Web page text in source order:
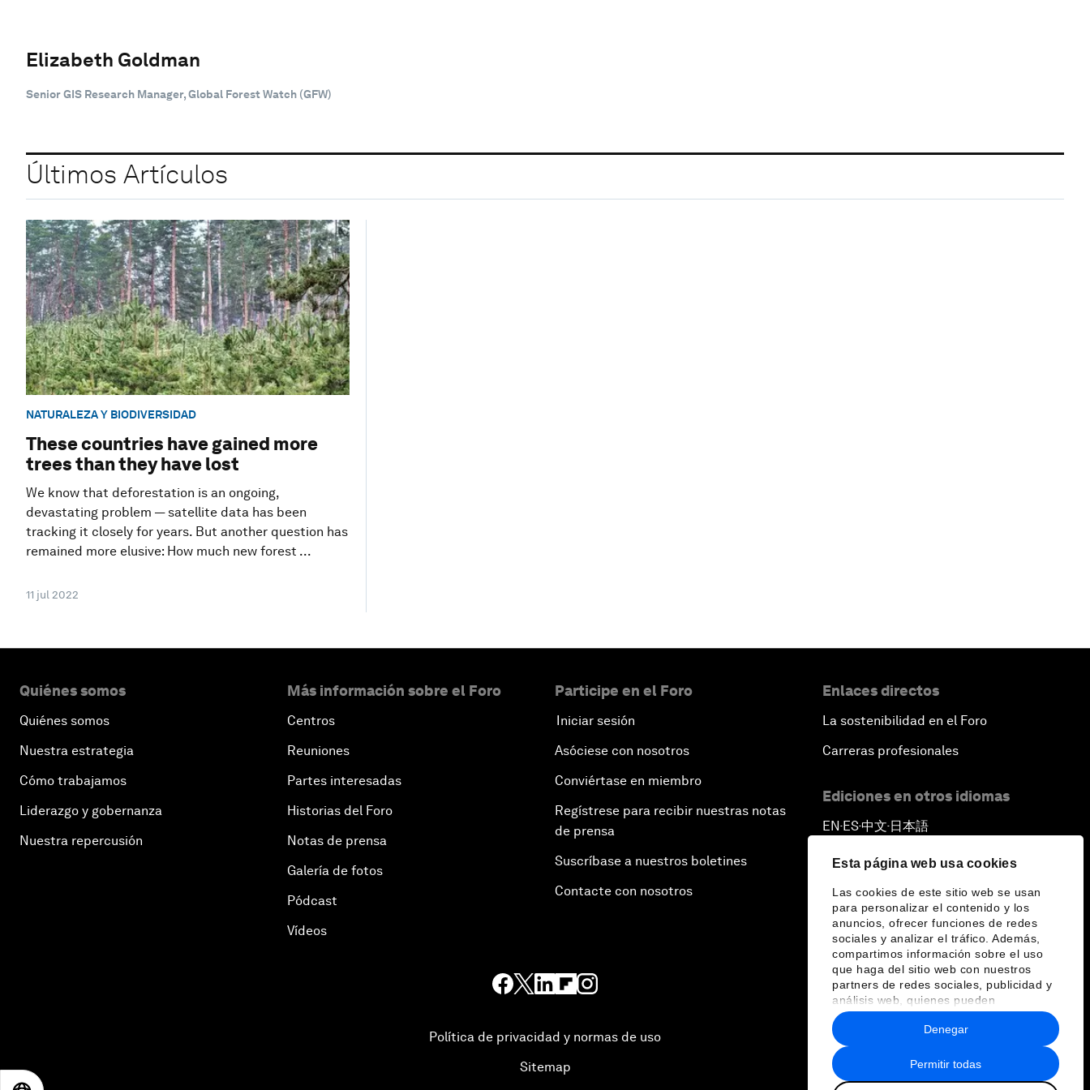
Esta página web usa cookies
Las cookies de este sitio web se usan
para personalizar el contenido y los
anuncios, ofrecer funciones de redes
sociales y analizar el tráfico. Además,
compartimos información sobre el uso
que haga del sitio web con nuestros
partners de redes sociales, publicidad y
análisis web, quienes pueden
combinarla con otra información que les
haya proporcionado o que hayan
recopilado a partir del uso que haya
hecho de sus servicios.
Permitir todas
Denegar
Elizabeth Goldman
Senior GIS Research Manager, Global Forest Watch (GFW)
Últimos Artículos
NATURALEZA Y BIODIVERSIDAD
These countries have gained more
trees than they have lost
We know that deforestation is an ongoing,
devastating problem — satellite data has been
tracking it closely for years. But another question has
remained more elusive: How much new forest ...
11 jul 2022
Quiénes somos
Quiénes somos
Nuestra estrategia
Cómo trabajamos
Liderazgo y gobernanza
Nuestra repercusión
Más información sobre el Foro
Centros
Reuniones
Partes interesadas
Historias del Foro
Notas de prensa
Galería de fotos
Pódcast
Vídeos
Participe en el Foro
Iniciar sesión
Asóciese con nosotros
Conviértase en miembro
Regístrese para recibir nuestras notas
de prensa
Suscríbase a nuestros boletines
Contacte con nosotros
Enlaces directos
La sostenibilidad en el Foro
Carreras profesionales
Ediciones en otros idiomas
EN ▪ ES▪中文▪ 日本語
Política de privacidad y normas de uso
Sitemap